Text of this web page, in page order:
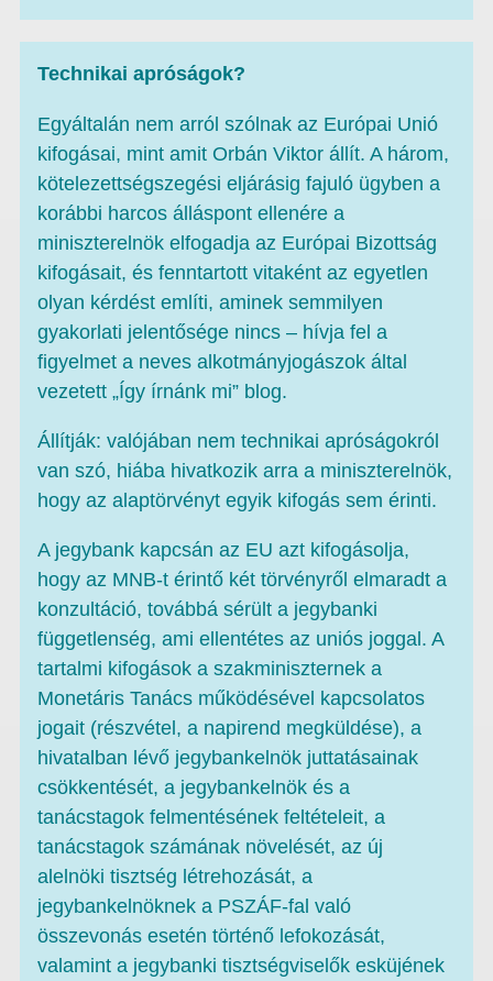
Technikai apróságok?
Egyáltalán nem arról szólnak az Európai Unió
kifogásai, mint amit Orbán Viktor állít. A három,
kötelezettségszegési eljárásig fajuló ügyben a
korábbi harcos álláspont ellenére a
miniszterelnök elfogadja az Európai Bizottság
kifogásait, és fenntartott vitaként az egyetlen
olyan kérdést említi, aminek semmilyen
gyakorlati jelentősége nincs – hívja fel a
figyelmet a neves alkotmányjogászok által
vezetett „Így írnánk mi” blog.
Állítják: valójában nem technikai apróságokról
van szó, hiába hivatkozik arra a miniszterelnök,
hogy az alaptörvényt egyik kifogás sem érinti.
A jegybank kapcsán az EU azt kifogásolja,
hogy az MNB-t érintő két törvényről elmaradt a
konzultáció, továbbá sérült a jegybanki
függetlenség, ami ellentétes az uniós joggal. A
tartalmi kifogások a szakminiszternek a
Monetáris Tanács működésével kapcsolatos
jogait (részvétel, a napirend megküldése), a
hivatalban lévő jegybankelnök juttatásainak
csökkentését, a jegybankelnök és a
tanácstagok felmentésének feltételeit, a
tanácstagok számának növelését, az új
alelnöki tisztség létrehozását, a
jegybankelnöknek a PSZÁF-fal való
összevonás esetén történő lefokozását,
valamint a jegybanki tisztségviselők esküjének